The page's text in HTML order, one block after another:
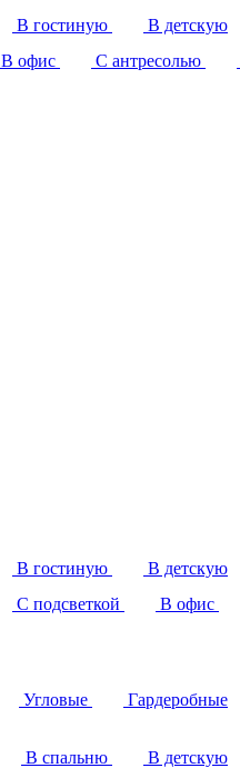
В гостиную
В детскую
В офис С антресолью
В гостиную
В детскую
С подсветкой В офис
Угловые Гардеробные
В спальню В детскую